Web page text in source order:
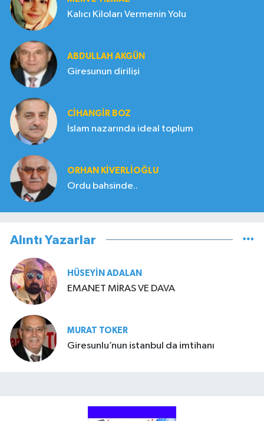
Kalıcı Kiloları Vermenin Yolu
ABDULLAH AKGÜN
Giresunun dirilişi
CIHANGIR BOZ
İslam nazarında ideal toplum
ORHAN KIVERLIOĞLU
Ordu bahsinde..
Alıntı Yazarlar
HÜSEYIN ADALAN
EMANET MİRAS VE DAVA
MURAT TOKER
Giresunlu’nun istanbul da imtihanı